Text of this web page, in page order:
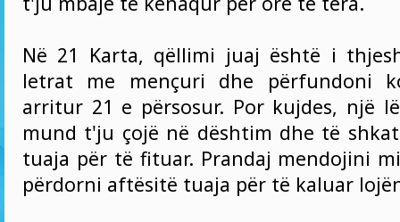
Në 21 Karta, qëllimi juaj është i
letrat me mençuri dhe përfundoni
arritur 21 e përsosur. Por kujdes, një
mund t'ju çojë në dështim dhe të
tuaja për të fituar. Prandaj mendojini
përdorni aftësitë tuaja për të kaluar